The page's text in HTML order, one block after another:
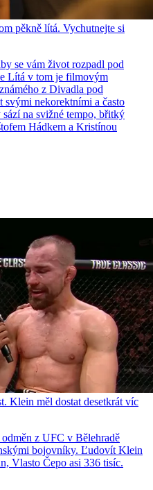
pěkně lítá. Vychutnejte si
se vám život rozpadl pod
Lítá v tom je filmovým
z Divadla pod
svými nekorektními a často
na svižné tempo, břitký
Hádkem a Kristínou
Klein měl dostat desetkrát víc
z UFC v Bělehradě
bojovníky. Ľudovít Klein
Vlasto Čepo asi 336 tisíc.